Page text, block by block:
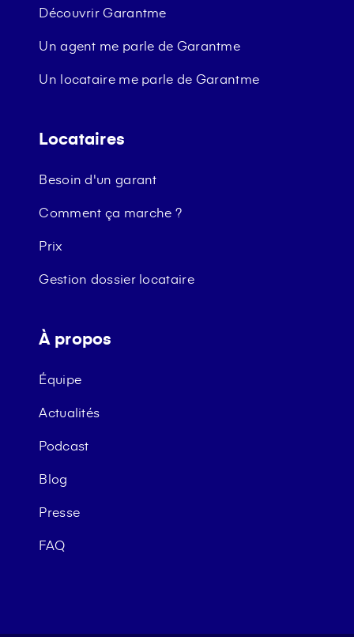
Découvrir Garantme
Un agent me parle de Garantme
Un locataire me parle de Garantme
Locataires
Besoin d'un garant
Comment ça marche ?
Prix
Gestion dossier locataire
À propos
Équipe
Actualités
Podcast
Blog
Presse
FAQ